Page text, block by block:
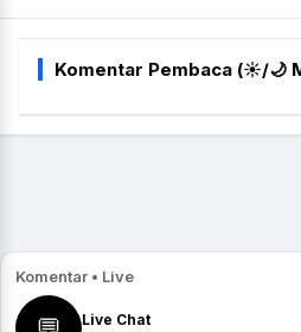
Komentar Pembaca (☀️/🌙
Komentar • Live
Live Chat